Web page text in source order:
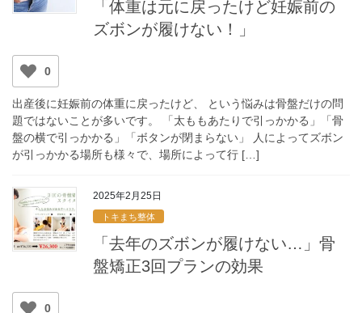
「体重は元に戻ったけど妊娠前の
ズボンが履けない！」
0
出産後に妊娠前の体重に戻ったけど、 という悩みは骨盤だけの問
題ではないことが多いです。 「太ももあたりで引っかかる」「骨
盤の横で引っかかる」「ボタンが閉まらない」 人によってズボン
が引っかかる場所も様々で、場所によって行 […]
2025年2月25日
トキまち整体
「去年のズボンが履けない…」骨
盤矯正3回プランの効果
0